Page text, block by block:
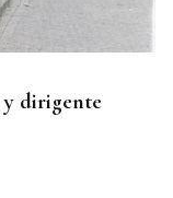
y dirigente